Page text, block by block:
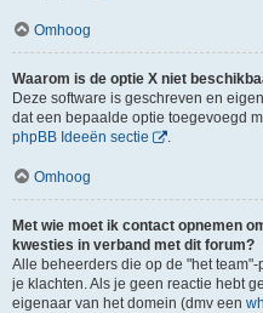
Omhoog
Waarom is de optie X niet
Deze software is geschreven en
dat een bepaalde optie toegevoegd
phpBB Ideeën sectie
Omhoog
Met wie moet ik contact opnemen
kwesties in verband met dit forum?
Alle beheerders die op de "het
je klachten. Als je geen reactie hebt
eigenaar van het domein (dmv een